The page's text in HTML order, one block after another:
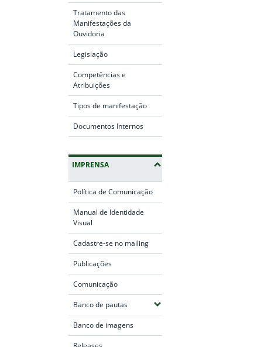
Tratamento das
Manifestações da
Ouvidoria
Legislação
Competências e
Atribuições
Tipos de manifestação
Documentos Internos
IMPRENSA
Política de Comunicação
Manual de Identidade
Visual
Cadastre-se no mailing
Publicações
Comunicação
Banco de pautas(Expandir submenus)
Banco de imagens